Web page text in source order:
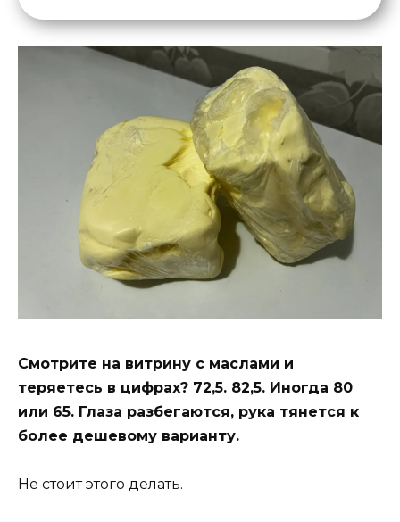
Смотрите на витрину с маслами и
теряетесь в цифрах? 72,5. 82,5. Иногда 80
или 65. Глаза разбегаются, рука тянется к
более дешевому варианту.
Не стоит этого делать.